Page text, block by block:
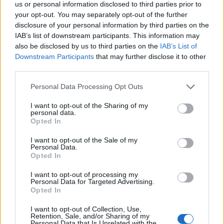
us or personal information disclosed to third parties prior to
your opt-out. You may separately opt-out of the further
disclosure of your personal information by third parties on the
IAB’s list of downstream participants. This information may
also be disclosed by us to third parties on the IAB’s List of
Downstream Participants that may further disclose it to other
Personal Data Processing Opt Outs
I want to opt-out of the Sharing of my
personal data.
Opted In
I want to opt-out of the Sale of my
Personal Data.
Opted In
I want to opt-out of processing my
Personal Data for Targeted Advertising.
Opted In
I want to opt-out of Collection, Use,
Retention, Sale, and/or Sharing of my
ατζέντα της συζήτησης
ΑΥΤΟΔΙΟΙΚΗΣΗ
Στην Περιφέρεια το αίτημα
ενίσχυσης των εθελοντών του
Πλωμαρίου
οχήματος 4x4 και την παραχώρησή
του στο κλιμάκιο
του Σωτήρος στη Σκάλα
Μιστεγνών
Πλήθος πιστών συμμετείχε στην
στην ευλογία των σταφυλιών
Η Λευκή Νύχτα γέμισε ζωή την